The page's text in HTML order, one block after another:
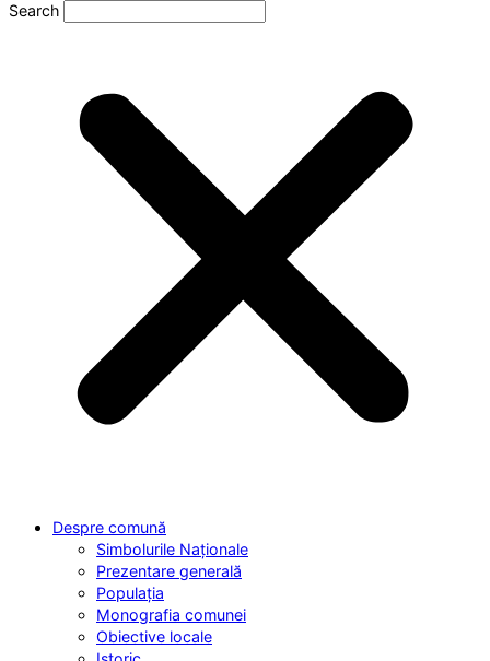
Search
Despre comună
Simbolurile Naționale
Prezentare generală
Populația
Monografia comunei
Obiective locale